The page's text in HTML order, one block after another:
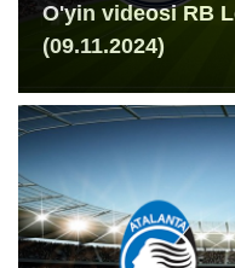
O'yin videosi RB
(09.11.2024)